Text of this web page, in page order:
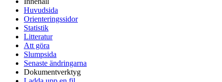
Huvudsida
Orienteringssidor
Statistik
Litteratur
Att göra
Slumpsida
Senaste ändringarna
Dokumentverktyg